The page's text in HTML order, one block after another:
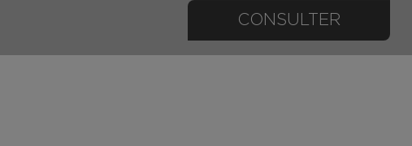
CONSULTER